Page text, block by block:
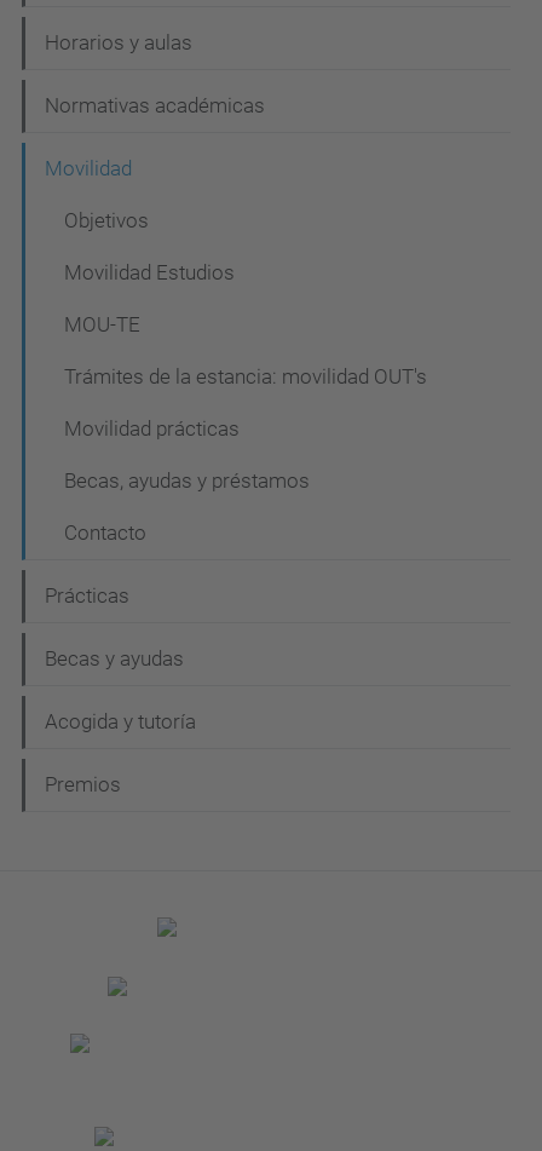
Horarios y aulas
Normativas académicas
Movilidad
Objetivos
Movilidad Estudios
MOU-TE
Trámites de la estancia: movilidad OUT's
Movilidad prácticas
Becas, ayudas y préstamos
Contacto
Prácticas
Becas y ayudas
Acogida y tutoría
Premios